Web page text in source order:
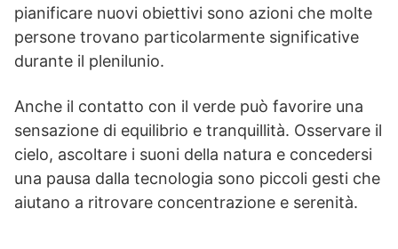
pianificare nuovi obiettivi sono azioni che molte
persone trovano particolarmente significative
durante il plenilunio.
Anche il contatto con il verde può favorire una
sensazione di equilibrio e tranquillità. Osservare il
cielo, ascoltare i suoni della natura e concedersi
una pausa dalla tecnologia sono piccoli gesti che
aiutano a ritrovare concentrazione e serenità.